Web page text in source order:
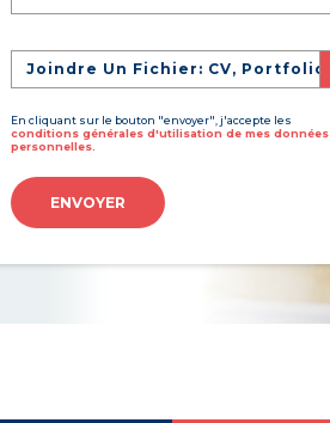
Joindre Un Fichier: CV, Portfolio
En cliquant sur le bouton "envoyer", j'accepte les
conditions générales d'utilisation de mes données
personnelles.
ENVOYER